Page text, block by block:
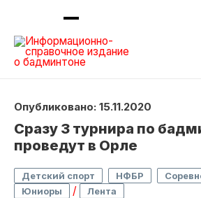
Опубликовано: 15.11.2020
Сразу 3 турнира по
проведут в Орле
Детский спорт НФБР
Юниоры / Лента